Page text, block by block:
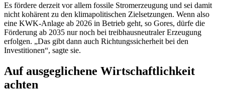
Es fördere derzeit vor allem fossile Stromerzeugung und sei damit
nicht kohärent zu den klimapolitischen Zielsetzungen. Wenn also
eine KWK-Anlage ab 2026 in Betrieb geht, so Gores, dürfe die
Förderung ab 2035 nur noch bei treibhausneutraler Erzeugung
erfolgen. „Das gibt dann auch Richtungssicherheit bei den
Investitionen“, sagte sie.
Auf ausgeglichene Wirtschaftlichkeit
achten